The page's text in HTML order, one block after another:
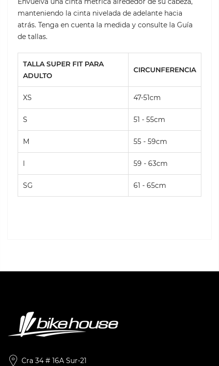
manteniendo la cinta nivelada de adelante hacia
atrás. Tenga en cuenta la medida y consulte la Guía
de tallas.
TALLA SUPER FIT PARA
ADULTO
CIRCUNFERENCIA
XS 47-51cm
S 51 - 55cm
M 55 - 59cm
l 59 - 63cm
SG 61 - 65cm
Cra 34 # 16A Sur-21